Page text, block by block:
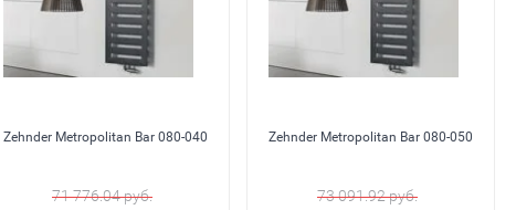
Zehnder Metropolitan Bar 080-040
71 776.04руб.
Zehnder Metropolitan Bar 080-050
73 091.92руб.